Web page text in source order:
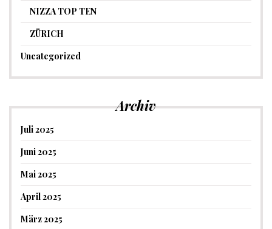
NIZZA TOP TEN
ZÜRICH
Uncategorized
Archiv
Juli 2025
Juni 2025
Mai 2025
April 2025
März 2025